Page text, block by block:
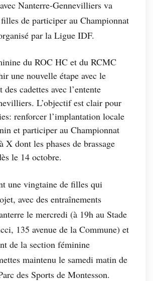
Nanterre-Gennevilliers va
de participer au Championnat
par la Ligue IDF.
du ROC HC et du RCMC
une nouvelle étape avec le
cadettes avec l’entente
L’objectif est clair pour
renforcer l’implantation locale
et participer au Championnat
X dont les phases de brassage
le 14 octobre.
une vingtaine de filles qui
avec des entraînements
le mercredi (à 19h au Stade
135 avenue de la Commune) et
de la section féminine
maintenu le samedi matin de
des Sports de Montesson.